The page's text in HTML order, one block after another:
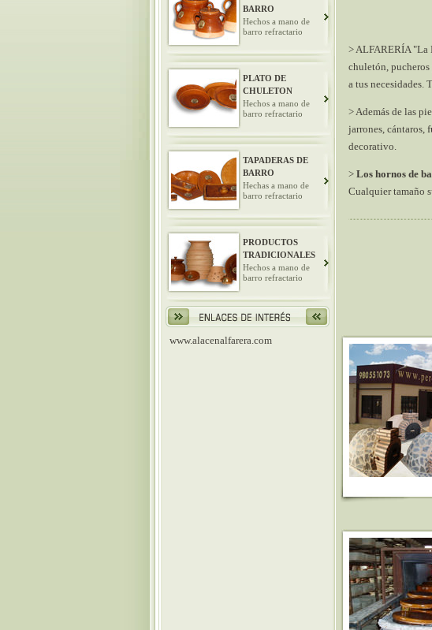
BARRO
Hechos a mano de
barro refractario
PLATO DE
CHULETON
Hechos a mano de
barro refractario
TAPADERAS DE
BARRO
Hechas a mano de
barro refractario
PRODUCTOS
TRADICIONALES
Hechos a mano de
barro refractario
www.alacenalfarera.com
> ALFARERÍA "La
chuletón, pucheros
a tus necesidades.
> Además de las
jarrones, cántaros,
decorativo.
> Los hornos de
Cualquier tamaño